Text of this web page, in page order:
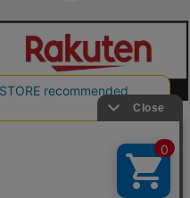
断での複製・転載を禁止します。
Rakuten Group, Inc. ALL RIGHTS RE